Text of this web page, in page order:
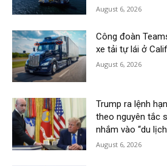
August 6, 2026
Công đoàn
xe tải tự lái ở
August 6, 2026
Trump ra lệnh
theo nguyên tắc
nhắm vào “du
August 6, 2026